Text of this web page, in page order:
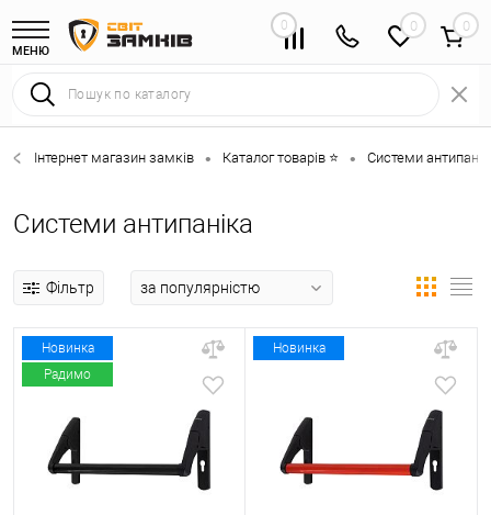
МЕНЮ
0 0
Інтернет магазин замків • Каталог товарів ⭐ • Системи
Системи антипаніка
Фільтр
Новинка
Радимо
Новинка